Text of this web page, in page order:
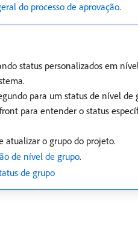
do processo de aprovação.
status personalizados em
para um status de nível de
para entender o status
atualizar o grupo do projeto.
de nível de grupo.
de grupo